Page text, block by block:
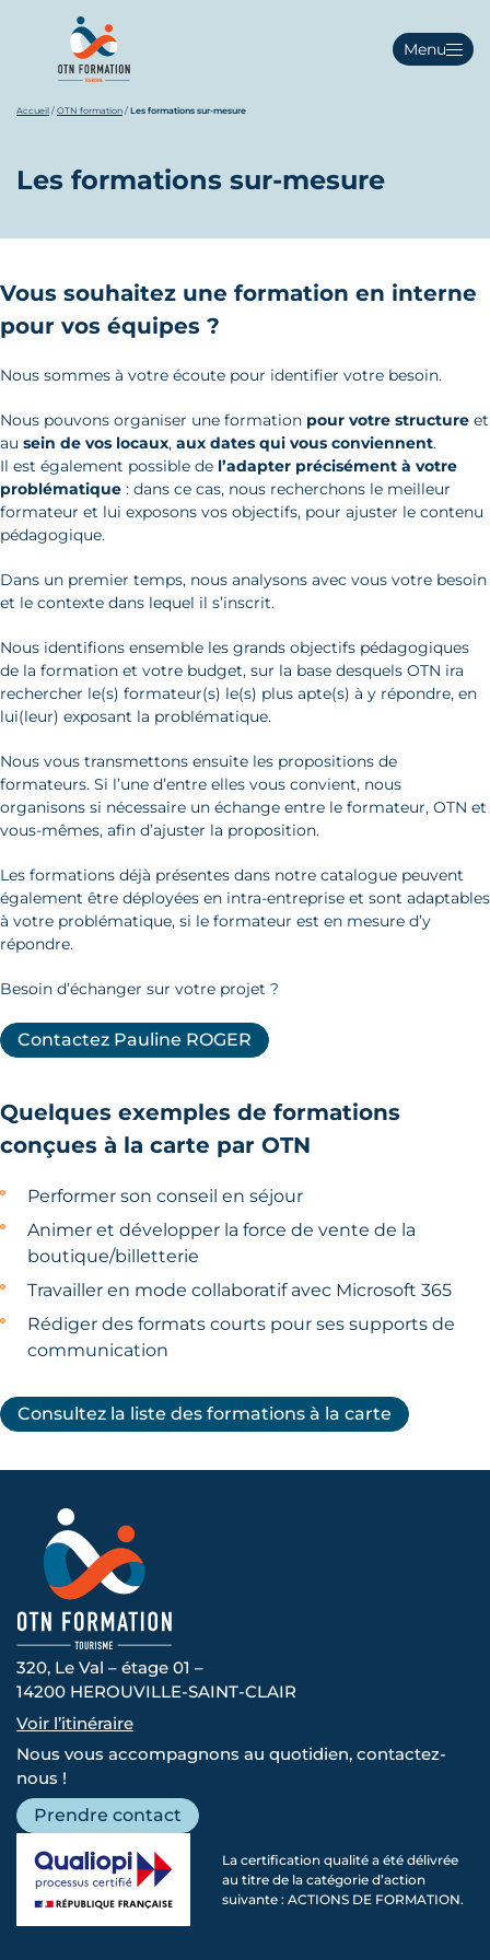
Menu
Accueil / OTN formation / Les formations sur-mesure
Les formations sur-mesure
Vous souhaitez une formation en interne
pour vos équipes ?
Nous sommes à votre écoute pour identifier votre besoin.
Nous pouvons organiser une formation pour votre structure et
au sein de vos locaux, aux dates qui vous conviennent.
Il est également possible de l’adapter précisément à votre
problématique : dans ce cas, nous recherchons le meilleur
formateur et lui exposons vos objectifs, pour ajuster le contenu
pédagogique.
Dans un premier temps, nous analysons avec vous votre besoin
et le contexte dans lequel il s’inscrit.
Nous identifions ensemble les grands objectifs pédagogiques
de la formation et votre budget, sur la base desquels OTN ira
rechercher le(s) formateur(s) le(s) plus apte(s) à y répondre, en
lui(leur) exposant la problématique.
Nous vous transmettons ensuite les propositions de
formateurs. Si l’une d’entre elles vous convient, nous
organisons si nécessaire un échange entre le formateur, OTN et
vous-mêmes, afin d’ajuster la proposition.
Les formations déjà présentes dans notre catalogue peuvent
également être déployées en intra-entreprise et sont adaptables
à votre problématique, si le formateur est en mesure d’y
répondre.
Besoin d’échanger sur votre projet ?
Contactez Pauline ROGER
Quelques exemples de formations
conçues à la carte par OTN
Performer son conseil en séjour
Animer et développer la force de vente de la
boutique/billetterie
Travailler en mode collaboratif avec Microsoft 365
Rédiger des formats courts pour ses supports de
communication
Consultez la liste des formations à la carte
320, Le Val – étage 01 –
14200 HEROUVILLE-SAINT-CLAIR
Voir l’itinéraire
Nous vous accompagnons au quotidien, contactez-
nous !
Prendre contact
La certification qualité a été délivrée
au titre de la catégorie d’action
suivante : ACTIONS DE FORMATION.